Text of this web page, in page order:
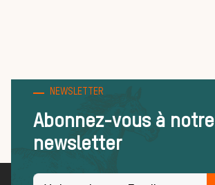
pratiques
NEWSLETTER
Abonnez-vous à notre
newsletter